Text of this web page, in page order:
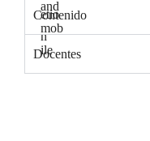
Contenido
Docentes